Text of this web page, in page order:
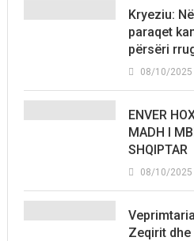
Kryeziu:
paraqet
përsëri
08/10/2025
ENVER
MADH I
SHQIPTAR
08/10/2025
Zeqirit